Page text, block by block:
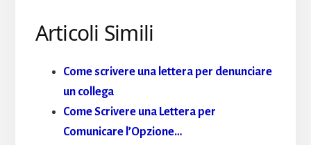
Articoli Simili
Come scrivere una lettera per denunciare
un collega
Come Scrivere una Lettera per
Comunicare lʼOpzione…